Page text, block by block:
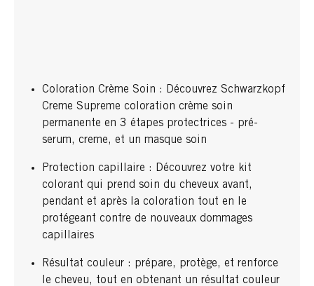
Coloration Crème Soin : Découvrez Schwarzkopf
Creme Supreme coloration crème soin
permanente en 3 étapes protectrices - pré-
serum, creme, et un masque soin
Protection capillaire : Découvrez votre kit
colorant qui prend soin du cheveux avant,
pendant et après la coloration tout en le
protégeant contre de nouveaux dommages
capillaires
Résultat couleur : prépare, protège, et renforce
le cheveu, tout en obtenant un résultat couleur